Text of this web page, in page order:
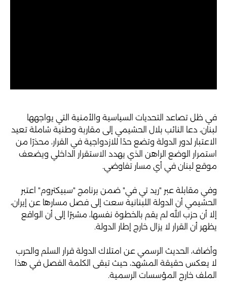
في ظل تصاعد التحديات السياسية والأمنية التي يواجهها
لبنان، دعا النائب بلال الحشيمي إلى مقاربة وطنية شاملة تعيد
الاعتبار لدور الدولة وتضع حدًا للازدواجية في القرار، محذرًا من
استمرار الوضع الراهن الذي يهدد الاستقرار الداخلي ويضعف
موقع لبنان في أي مسار تفاوضي.
وفي مقابلة عبر "ريد تي في" ضمن برنامج "سبيكتروم" اعتبر
الحشيمي أن الدولة اللبنانية سعت إلى فصل مسارها عن إيران،
إلا أن حزب الله لم يقم بالخطوة نفسها، مشيرًا إلى أن الواقع
يظهر أن القرار لا يزال خارج إطار الدولة.
وأضاف، الحديث الرسمي عن امتلاك الدولة قرار السلم والحرب
لا يعكس حقيقة المشهد، حيث تبقى الكلمة الفصل في هذا
الملف خارج المؤسسات الرسمية.